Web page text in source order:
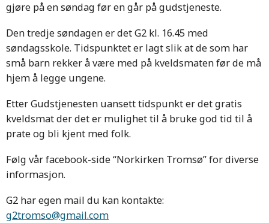
gjøre på en søndag før en går på gudstjeneste.
Den tredje søndagen er det G2 kl. 16.45 med
søndagsskole. Tidspunktet er lagt slik at de som har
små barn rekker å være med på kveldsmaten før de må
hjem å legge ungene.
Etter Gudstjenesten uansett tidspunkt er det gratis
kveldsmat der det er mulighet til å bruke god tid til å
prate og bli kjent med folk.
Følg vår facebook-side “Norkirken Tromsø” for diverse
informasjon.
G2 har egen mail du kan kontakte:
g2tromso@gmail.com